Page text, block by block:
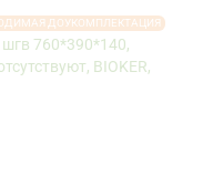
ДОУКОМПЛЕКТАЦИЯ
шгв 760*390*140,
BIOKER,